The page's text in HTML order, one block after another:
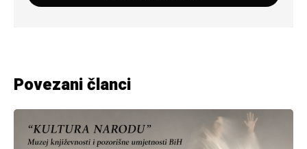
Povezani članci